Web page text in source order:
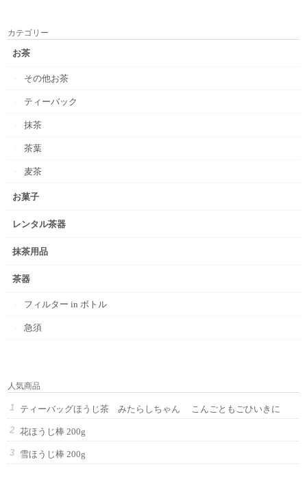
カテゴリー
お茶
その他お茶
ティーバック
抹茶
茶葉
麦茶
お菓子
レンタル茶器
抹茶用品
茶器
フィルター in ボトル
急須
人気商品
ティーバッグほうじ茶 みたらしちゃん こんごともごひいきに
花ほうじ棒 200g
雪ほうじ棒 200g